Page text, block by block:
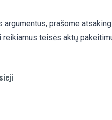
argumentus, prašome
teisės aktų